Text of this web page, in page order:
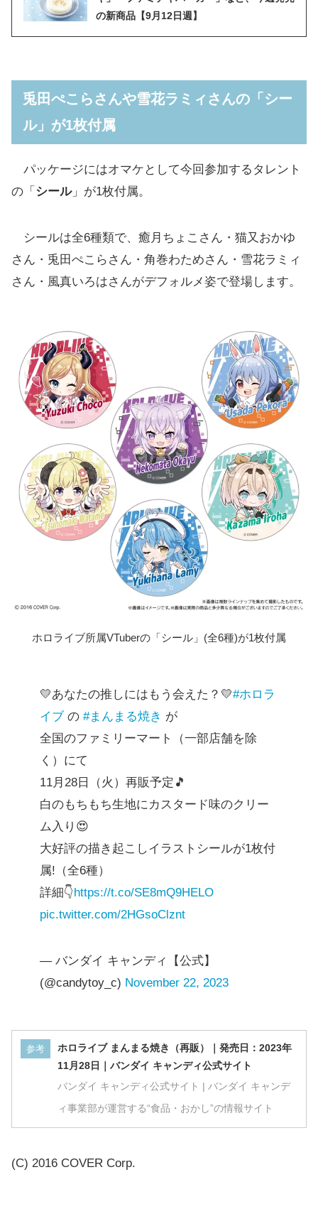
の新商品【9月12日週】
兎田ぺこらさんや雪花ラミィさんの「シー
ル」が1枚付属
パッケージにはオマケとして今回参加するタレント
の「 シール」が1枚付属。
シールは全6種類で、癒月ちょこさん・猫又おかゆ
さん・兎田ぺこらさん・角巻わためさん・雪花ラミィ
さん・風真いろはさんがデフォルメ姿で登場します。
ホロライブ所属VTuberの「シール」(全6種)が1枚付属
💛あなたの推しにはもう会えた？💛#ホロラ
イブの #まんまる焼き が
全国のファミリーマート（一部店舗を除
く）にて
11月28日（火）再販予定🎵
白のもちもち生地にカスタード味のクリー
ム入り😍
大好評の描き起こしイラストシールが1枚付
属!（全6種）
詳細👇https://t.co/SE8mQ9HELO
pic.twitter.com/2HGsoClznt
— バンダイ キャンディ【公式】
(@candytoy_c) November 22, 2023
参考
ホロライブ まんまる焼き（再販）｜発売日：2023年
11月28日｜バンダイ キャンディ公式サイト
バンダイ キャンディ公式サイト | バンダイ キャンデ
ィ事業部が運営する“食品・おかし”の情報サイト
(C) 2016 COVER Corp.